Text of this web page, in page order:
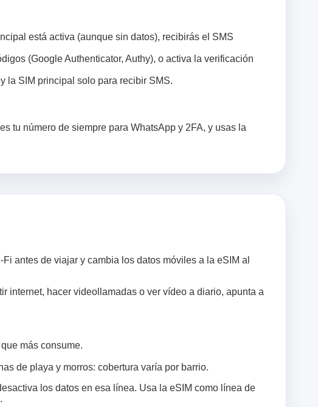
está activa (aunque sin datos), recibirás el SMS
(Google Authenticator, Authy), o activa la verificación
la SIM principal solo para recibir SMS.
tu número de siempre para WhatsApp y 2FA, y usas la
antes de viajar y cambia los datos móviles a la eSIM al
internet, hacer videollamadas o ver vídeo a diario, apunta a
más consume.
de playa y morros: cobertura varía por barrio.
los datos en esa línea. Usa la eSIM como línea de